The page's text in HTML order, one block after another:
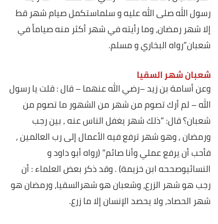
رسول الله صلى الله عليه و سلماستكمل صيام شهر قط
إلا شهر رمضان، وما رأيته في شهر أكثر منه صياماً في
شعبان”رواه البخاري و مسلم.
شعبان شهر السقيا
وعن أسامة بن زيد –رضي الله عنهما – قال : قلت يا رسول
الله – لم أرك تصوم من شهر من الشهور ما تصوم من
شعبان؟ قال: “ذلك شهر يغفل الناس عنه , بين رجب
ورمضان , وهو شهر ترفع فيه الأعمال إلى رب العالمين ,
فأحب أن يرفع عملي وأنا صائم” (رواه أبو داود و
النسائيوصححه ابن خزيمة) . وقد ذكر بعض العلماء : أن
رجب هو شهر الزرع، وشعبان هو شهرالسقيا، ورمضان هو
شهر الحصاد، ولا يحصد الإنسان إلا ما زرع.